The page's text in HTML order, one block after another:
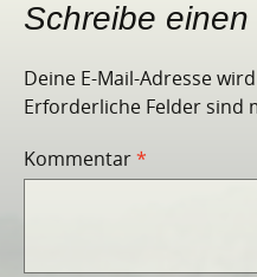
Schreibe
Deine E-Mail-Adresse
Erforderliche Felder sind
Kommentar*